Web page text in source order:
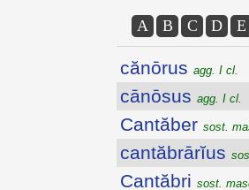
A B C D E
cănōrus agg. I cl.
cānōsus agg. I cl.
Cantăber sost.
cantăbrārĭus
Cantăbri sost.